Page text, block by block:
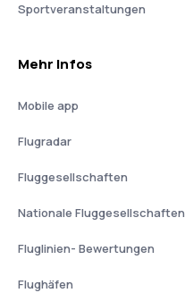
Sportveranstaltungen
Mehr Infos
Mobile app
Flugradar
Fluggesellschaften
Nationale Fluggesellschaften
Fluglinien- Bewertungen
Flughäfen